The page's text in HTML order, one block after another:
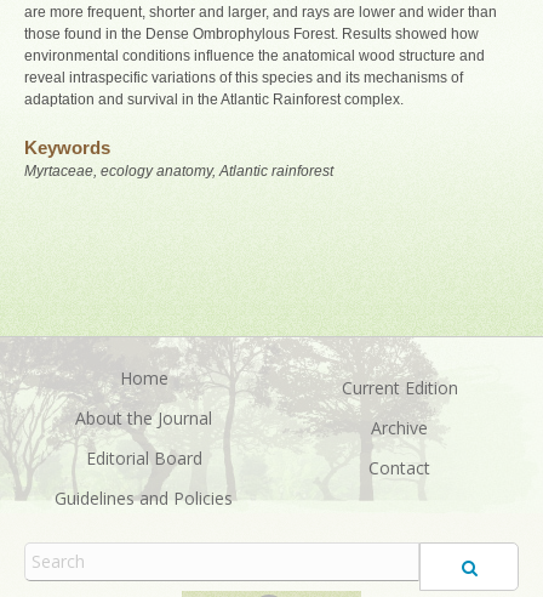
are more frequent, shorter and larger, and rays are lower and wider than
those found in the Dense Ombrophylous Forest. Results showed how
environmental conditions influence the anatomical wood structure and
reveal intraspecific variations of this species and its mechanisms of
adaptation and survival in the Atlantic Rainforest complex.
Keywords
Myrtaceae, ecology anatomy, Atlantic rainforest
Home
About the Journal
Editorial Board
Guidelines and Policies
Current Edition
Archive
Contact